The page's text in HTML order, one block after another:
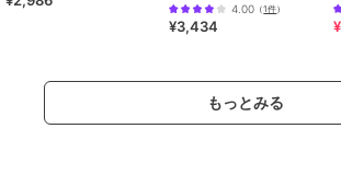
4.00 （1件）
¥3,434
もっとみる